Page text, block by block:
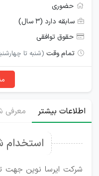
حضوری
سابقه دارد (۳ سال)
حقوق توافقی
تمام وقت (شنبه تا چهارشنبه 8 الی
اطلاعات بیشتر معرفی
استخدام
شرکت ایرسا نوین جهت